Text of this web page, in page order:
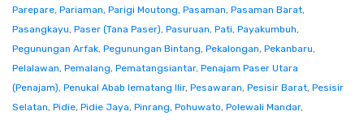
Parepare, Pariaman, Parigi Moutong, Pasaman, Pasaman Barat,
Pasangkayu, Paser (Tana Paser), Pasuruan, Pati, Payakumbuh,
Pegunungan Arfak, Pegunungan Bintang, Pekalongan, Pekanbaru,
Pelalawan, Pemalang, Pematangsiantar, Penajam Paser Utara
(Penajam), Penukal Abab lematang Ilir, Pesawaran, Pesisir Barat, Pesisir
Selatan, Pidie, Pidie Jaya, Pinrang, Pohuwato, Polewali Mandar,